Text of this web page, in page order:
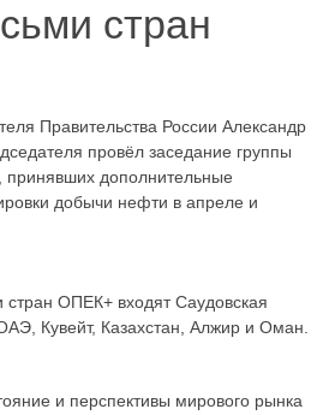
стран
Правительства России Александр
провёл заседание группы
принявших дополнительные
добычи нефти в апреле и
стран ОПЕК+ входят Саудовская
Кувейт, Казахстан, Алжир и Оман.
и перспективы мирового рынка